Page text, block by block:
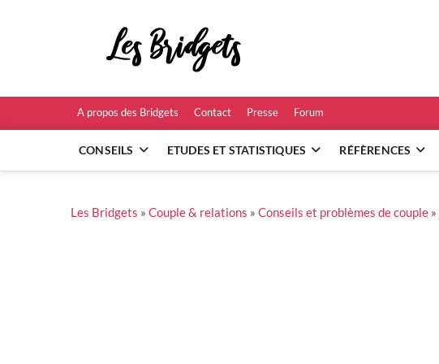
A propos des Bridgets Contact Presse Forum
CONSEILS ETUDES ET STATISTIQUES RÉFÈRENCES
Les Bridgets » Couple & relations » Conseils et problèmes de couple »